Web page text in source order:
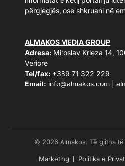
përgjegjës, ose shkruani në
ALMAKOS MEDIA GROUP
Adresa: Miroslav Krleza 14,
Veriore
Tel/fax: +389 71 322 229
Email: info@almakos.com
© 2026 Almakos. Të gjitha
Marketing Politika e